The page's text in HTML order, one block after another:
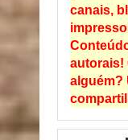
canais,
autorais!
alguém?